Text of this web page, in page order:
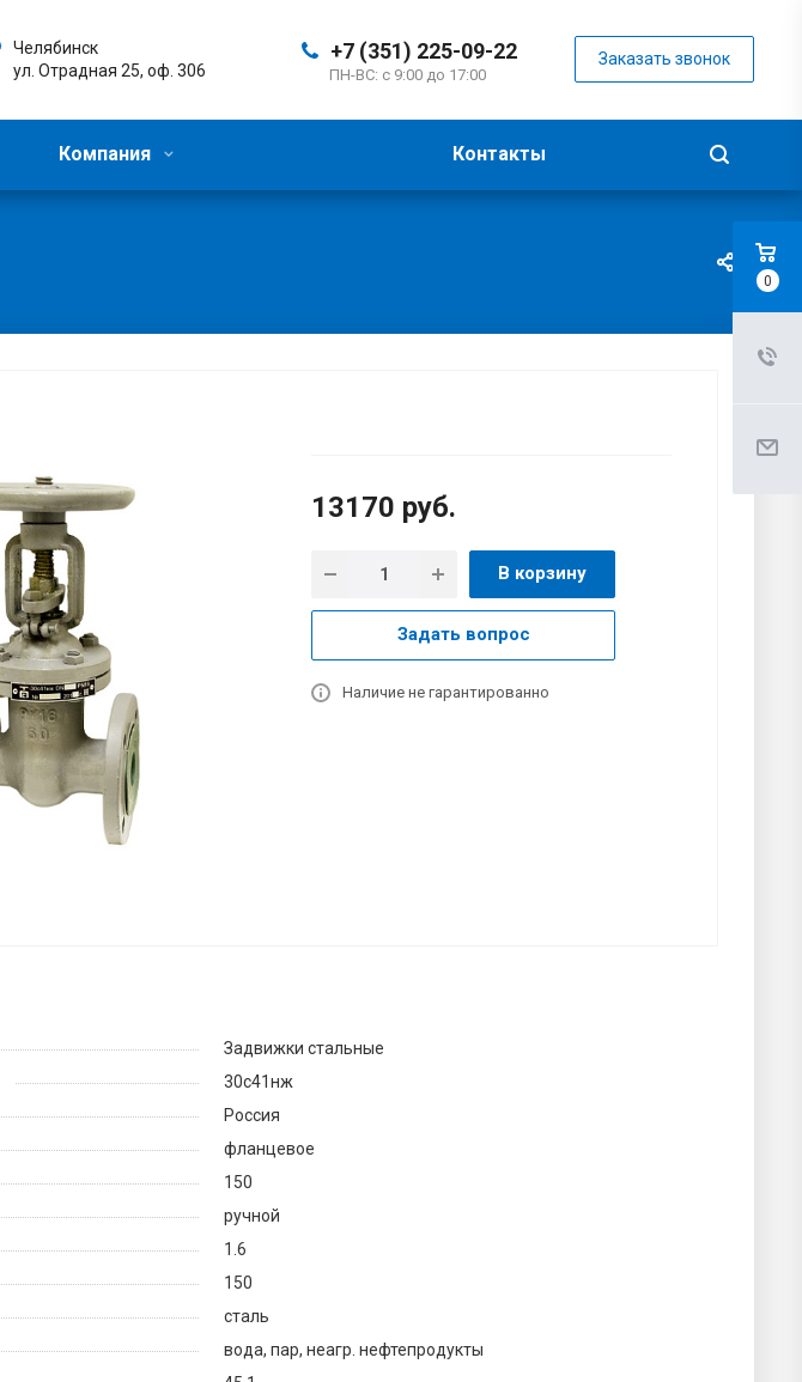
+7 (351) 225-09-22
ПН-ВС: с 9:00 до 17:00
Заказать звонок
Челябинск
ул. Отрадная 25, оф. 306
Компания Контакты
13170 руб.
В корзину
Задать вопрос
Наличие не гарантированно
Задвижки стальные
30с41нж
Россия
фланцевое
150
ручной
1.6
150
сталь
вода, пар, неагр. нефтепродукты
0